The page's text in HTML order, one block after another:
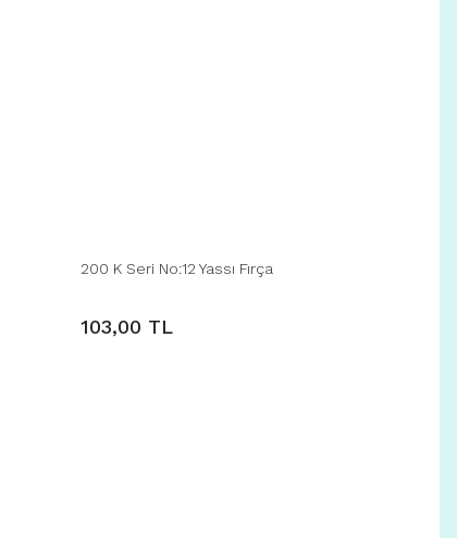
200 K Seri No:12 Yassı Fırça
103,00 TL